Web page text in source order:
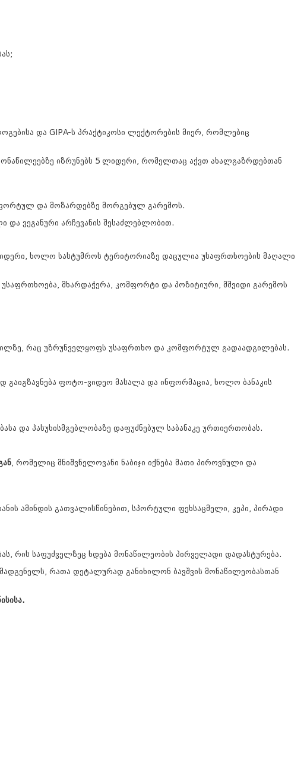
და GIPA-ს პრაქტიკოსი ლექტორების მიერ, რომლებიც
იზრუნებს 5 ლიდერი, რომელთაც აქვთ ახალგაზრდებთან
და მოზარდებზე მორგებულ გარემოს.
და ვეგანური არჩევანის შესაძლებლობით.
ლიდერი, ხოლო სასტუმროს ტერიტორიაზე დაცულია უსაფრთხოების მაღალი
მხარდაჭერა, კომფორტი და პოზიტიური, მშვიდი გარემოს
რაც უზრუნველყოფს უსაფრთხო და კომფორტულ გადაადგილებას.
გაიგზავნება ფოტო-ვიდეო მასალა და ინფორმაცია, ხოლო ბანაკის
და პასუხისმგებლობაზე დაფუძნებულ საბანაკე ურთიერთობას.
, რომელიც მნიშვნელოვანი ნაბიჯი იქნება მათი პიროვნული და
ამინდის გათვალისწინებით, სპორტული ფეხსაცმელი, კეპი, პირადი
რის საფუძველზეც ხდება მონაწილეობის პირველადი დადასტურება.
რათა დეტალურად განიხილონ ბავშვის მონაწილეობასთან